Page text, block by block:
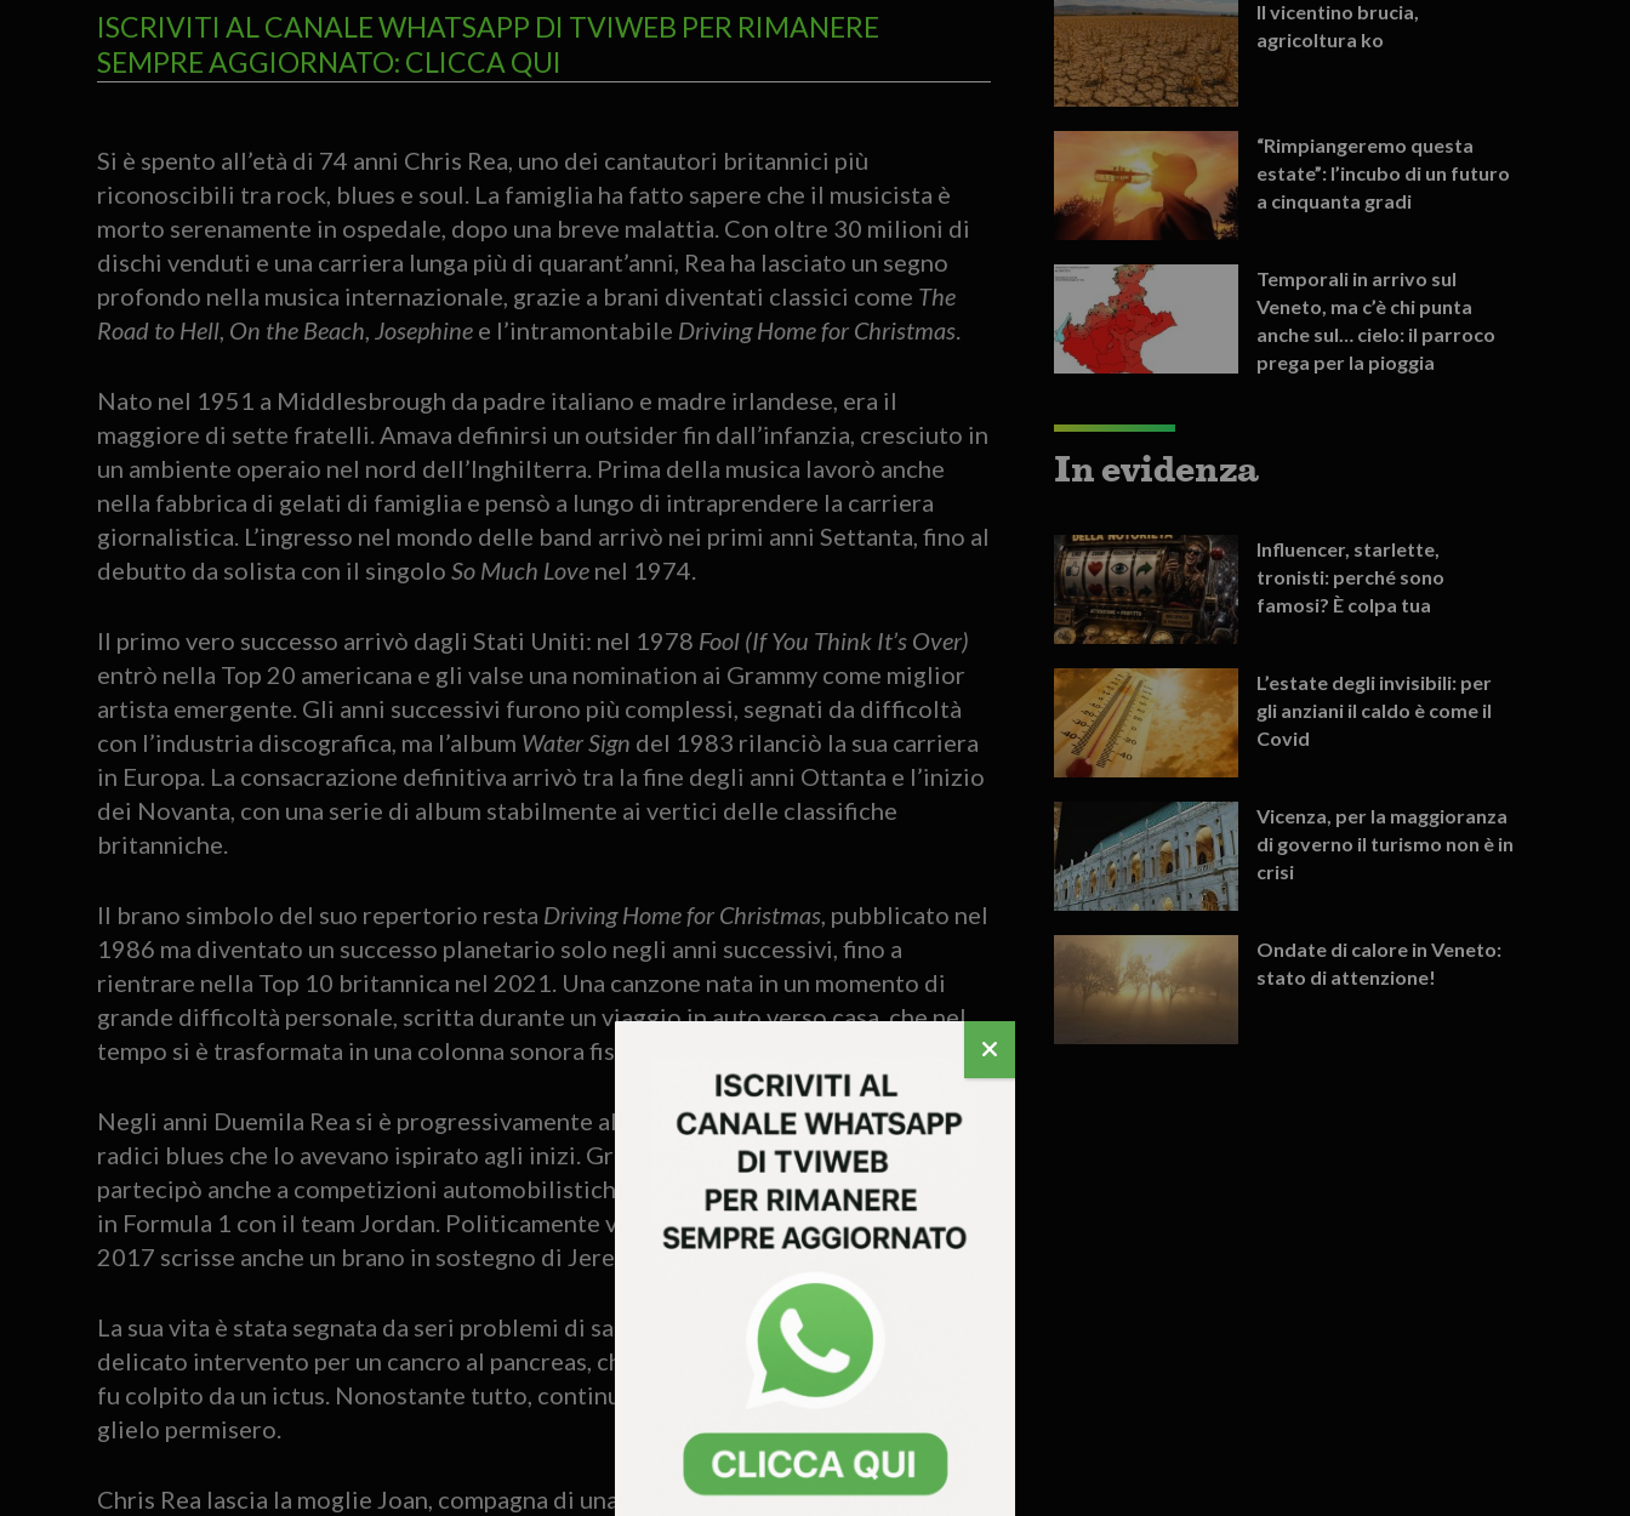
ISCRIVITI AL CANALE WHATSAPP DI TVIWEB PER RIMANERE
SEMPRE AGGIORNATO: CLICCA QUI
Si è spento all’età di 74 anni Chris Rea, uno dei cantautori britannici più
riconoscibili tra rock, blues e soul. La famiglia ha fatto sapere che il musicista è
morto serenamente in ospedale, dopo una breve malattia. Con oltre 30 milioni di
dischi venduti e una carriera lunga più di quarant’anni, Rea ha lasciato un segno
profondo nella musica internazionale, grazie a brani diventati classici come The
Road to Hell, On the Beach Josephinee l’intramontabile Driving Home for Christmas.
Nato nel 1951 a Middlesbrough da padre italiano e madre irlandese, era il
maggiore di sette fratelli. Amava definirsi un outsider fin dall’infanzia, cresciuto in
un ambiente operaio nel nord dell’Inghilterra. Prima della musica lavorò anche
nella fabbrica di gelati di famiglia e pensò a lungo di intraprendere la carriera
giornalistica. L’ingresso nel mondo delle band arrivò nei primi anni Settanta, fino al
debutto da solista con il singolo So Much Lovenel 1974.
Il primo vero successo arrivò dagli Stati Uniti: nel 1978 Fool (If You Think It’s Over)
entrò nella Top 20 americana e gli valse una nomination ai Grammy come miglior
artista emergente. Gli anni successivi furono più complessi, segnati da difficoltà
con l’industria discografica, ma l’album Water Sign del 1983 rilanciò la sua carriera
in Europa. La consacrazione definitiva arrivò tra la fine degli anni Ottanta e l’inizio
dei Novanta, con una serie di album stabilmente ai vertici delle classifiche
britanniche.
Il brano simbolo del suo repertorio resta Driving Home for Christmas, pubblicato nel
1986 ma diventato un successo planetario solo negli anni successivi, fino a
rientrare nella Top 10 britannica nel 2021. Una canzone nata in un momento di
grande difficoltà personale, scritta durante un viaggio in auto verso casa, che nel
tempo si è trasformata in una colonna sonora fissa delle festività natalizie.
Negli anni Duemila Rea si è progressivamente allontanato dal pop, tornando alle
radici blues che lo avevano ispirato agli inizi. Grande appassionato di motori,
partecipò anche a competizioni automobilistiche e lavorò come meccanico ai box
in Formula 1 con il team Jordan. Politicamente vicino al Partito Laburista, nel
2017 scrisse anche un brano in sostegno di Jeremy Corbyn.
La sua vita è stata segnata da seri problemi di salute: nel 2001 affrontò un
delicato intervento per un cancro al pancreas, che gli causò il diabete, e nel 2016
fu colpito da un ictus. Nonostante tutto, continuò a esibirsi finché le condizioni
glielo permisero.
Chris Rea lascia la moglie Joan, compagna di una vita conosciuta a 17 anni, e le
Il vicentino brucia,
agricoltura ko
“Rimpiangeremo questa
estate”: l’incubo di un futuro
a cinquanta gradi
Temporali in arrivo sul
Veneto, ma c’è chi punta
anche sul… cielo: il parroco
prega per la pioggia
In evidenza
Influencer, starlette,
tronisti: perché sono
famosi? È colpa tua
L’estate degli invisibili: per
gli anziani il caldo è come il
Covid
Vicenza, per la maggioranza
di governo il turismo non è in
crisi
Ondate di calore in Veneto:
stato di attenzione!